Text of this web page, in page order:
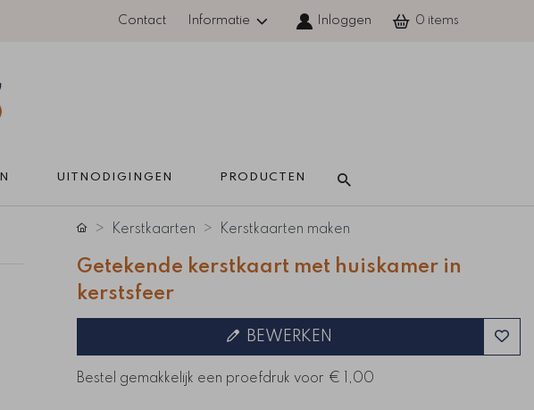
Contact Informatie Inloggen 0
UITNODIGINGEN PRODUCTEN
Kerstkaarten Kerstkaarten maken
Getekende kerstkaart met huiskamer in
kerstsfeer
BEWERKEN
Bestel gemakkelijk een proefdruk voor € 1,00